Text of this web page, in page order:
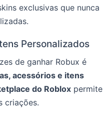
exclusivas que nunca
Personalizados
de ganhar Robux é
acessórios e itens
do Roblox permite
criações.